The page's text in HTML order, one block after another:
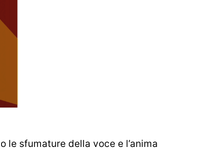
sfumature della voce e l’anima